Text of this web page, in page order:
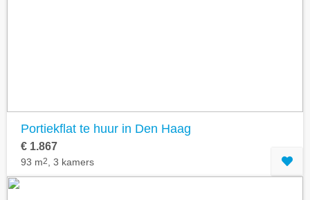
Portiekflat te huur in Den Haag
€ 1.867
93 m2 , 3 kamers